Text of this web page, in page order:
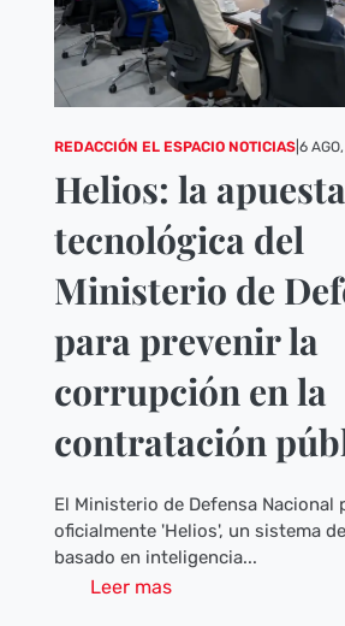
REDACCIÓN EL ESPACIO NOTICIAS| 6
Helios: la apuesta
tecnológica del
Ministerio de
para prevenir la
corrupción en la
contratación
El Ministerio de Defensa Nacional
oficialmente 'Helios', un sistema
basado en inteligencia...
Leer mas